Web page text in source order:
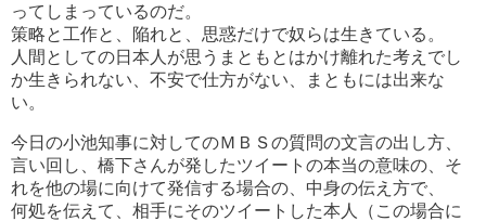
ってしまっているのだ。
策略と工作と、陥れと、思惑だけで奴らは生きている。
人間としての日本人が思うまともとはかけ離れた考えでし
か生きられない、不安で仕方がない、まともには出来な
い。
今日の小池知事に対してのＭＢＳの質問の文言の出し方、
言い回し、橋下さんが発したツイートの本当の意味の、そ
れを他の場に向けて発信する場合の、中身の伝え方で、
何処を伝えて、相手にそのツイートした本人（この場合に